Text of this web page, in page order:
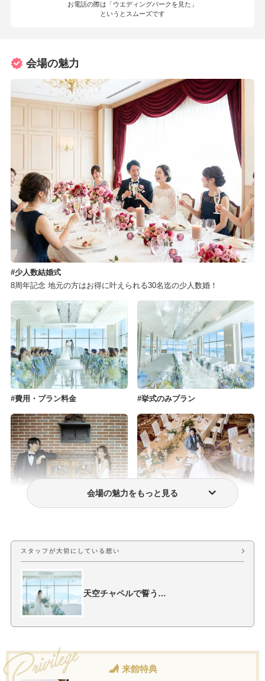
お電話の際は「ウエディングパークを見た」
というとスムーズです
会場の魅力
少人数結婚式
8周年記念 地元の方はお得に叶えられる30名迄の少人数婚！
費用・プラン料金 挙式のみプラン
会場の魅力をもっと見る
スタッフが大切にしている想い
天空チャペルで誓う…
来館特典